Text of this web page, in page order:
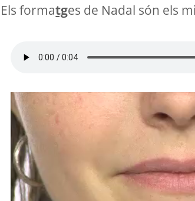
Els formatges de Nadal són els